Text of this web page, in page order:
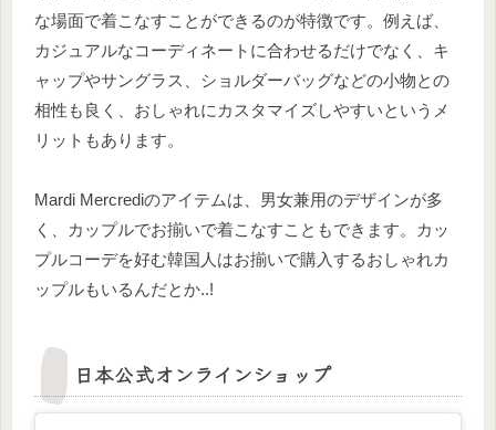
な場面で着こなすことができるのが特徴です。例えば、
カジュアルなコーディネートに合わせるだけでなく、キ
ャップやサングラス、ショルダーバッグなどの小物との
相性も良く、おしゃれにカスタマイズしやすいというメ
リットもあります。
Mardi Mercrediのアイテムは、男女兼用のデザインが多
く、カップルでお揃いで着こなすこともできます。カッ
プルコーデを好む韓国人はお揃いで購入するおしゃれカ
ップルもいるんだとか..!
日本公式オンラインショップ